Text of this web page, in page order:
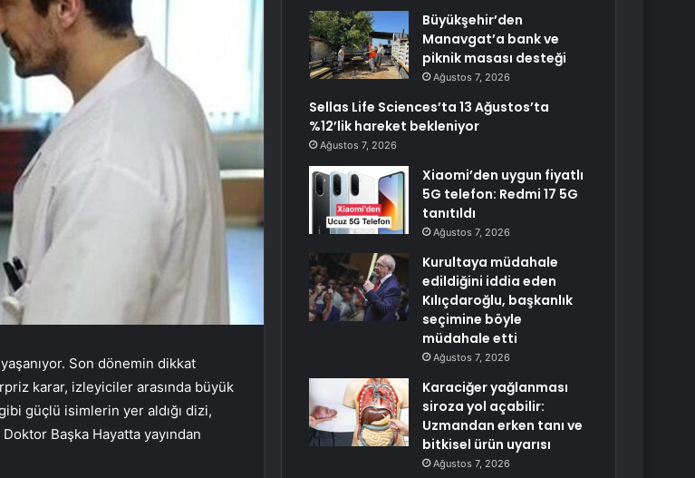
Son dönemin dikkat
karar, izleyiciler arasında büyük
güçlü isimlerin yer aldığı dizi,
Başka Hayatta yayından
Büyükşehir’den
Manavgat’a bank ve
piknik masası desteği
Ağustos 7, 2026
Sellas Life Sciences’ta 13 Ağustos’ta
%12’lik hareket bekleniyor
Ağustos 7, 2026
Xiaomi’den uygun fiyatlı
5G telefon: Redmi 17 5G
tanıtıldı
Ağustos 7, 2026
Kurultaya müdahale
edildiğini iddia eden
Kılıçdaroğlu, başkanlık
seçimine böyle
müdahale etti
Ağustos 7, 2026
Karaciğer yağlanması
siroza yol açabilir:
Uzmandan erken tanı ve
bitkisel ürün uyarısı
Ağustos 7, 2026